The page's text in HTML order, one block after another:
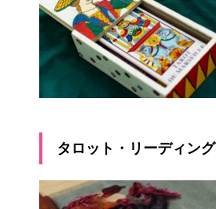
タロット・リーディング